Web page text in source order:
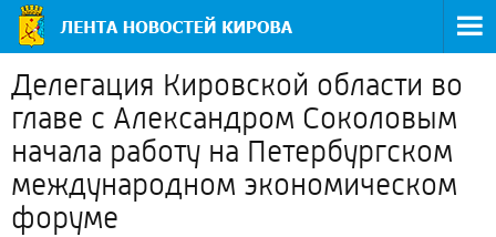
Делегация Кировской области во
главе с Александром Соколовым
начала работу на Петербургском
международном экономическом
форуме